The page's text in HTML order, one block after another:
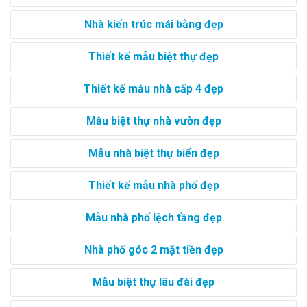
Nhà kiến trúc mái bằng đẹp
Thiết kế mẫu biệt thự đẹp
Thiết kế mẫu nhà cấp 4 đẹp
Mẫu biệt thự nhà vườn đẹp
Mẫu nhà biệt thự biển đẹp
Thiết kế mẫu nhà phố đẹp
Mẫu nhà phố lệch tầng đẹp
Nhà phố góc 2 mặt tiền đẹp
Mẫu biệt thự lâu đài đẹp